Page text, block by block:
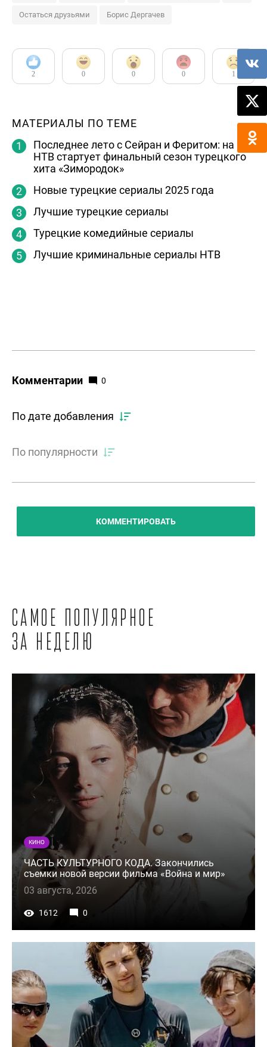
Остаться друзьями Борис Дергачев
2 0 0 0 1
МАТЕРИАЛЫ ПО ТЕМЕ
Последнее лето с Сейран и Феритом: на
НТВ стартует финальный сезон турецкого
хита «Зимородок»
Новые турецкие сериалы 2025 года
Лучшие турецкие сериалы
Турецкие комедийные сериалы
Лучшие криминальные сериалы НТВ
Комментарии 0
По дате добавления
По популярности
КОММЕНТИРОВАТЬ
Самое популярное
за неделю
КИНО
ЧАСТЬ КУЛЬТУРНОГО КОДА. Закончились
съемки новой версии фильма «Война и мир»
03 августа, 2026
1612 0